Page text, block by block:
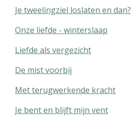
Je tweelingziel loslaten en dan?
Onze liefde - winterslaap
Liefde als vergezicht
De mist voorbij
Met terugwerkende kracht
Je bent en blijft mijn vent